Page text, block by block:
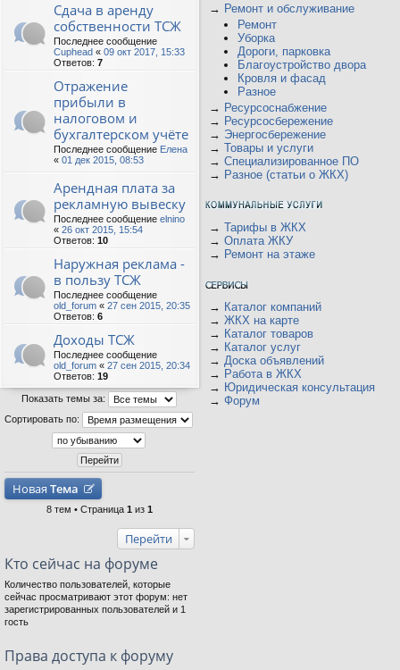
Сдача в аренду
собственности ТСЖ
Последнее сообщение
Cuphead « 09 окт 2017, 15:33
Ответов: 7
Отражение
прибыли в
налоговом и
бухгалтерском учёте
Последнее сообщение Елена
« 01 дек 2015, 08:53
Арендная плата за
рекламную вывеску
Последнее сообщение elnino
« 26 окт 2015, 15:54
Ответов: 10
Наружная реклама -
в пользу ТСЖ
Последнее сообщение
old_forum « 27 сен 2015, 20:35
Ответов: 6
Доходы ТСЖ
Последнее сообщение
old_forum « 27 сен 2015, 20:34
Ответов: 19
Показать темы за:
Сортировать по:
Новая Тема
8 тем • Страница 1 из 1
Перейти
Кто сейчас на форуме
Количество пользователей, которые
сейчас просматривают этот форум: нет
зарегистрированных пользователей и 1
гость
Права доступа к форуму
→ Ремонт и обслуживание
Ремонт
Уборка
Дороги, парковка
Благоустройство двора
Кровля и фасад
Разное
→ Ресурсоснабжение
→ Ресурсосбережение
→ Энергосбережение
→ Товары и услуги
→ Специализированное ПО
→ Разное (статьи о ЖКХ)
→ Тарифы в ЖКХ
→ Оплата ЖКУ
→ Ремонт на этаже
→ Каталог компаний
→ ЖКХ на карте
→ Каталог товаров
→ Каталог услуг
→ Доска объявлений
→ Работа в ЖКХ
→ Юридическая консультация
→ Форум